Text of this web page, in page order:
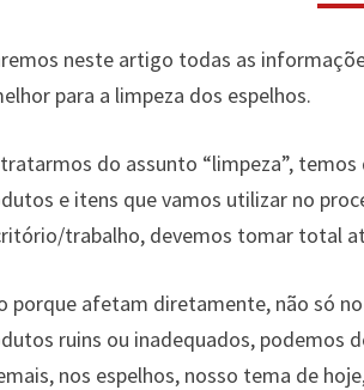
neste artigo todas as
para a limpeza dos espelhos.
do assunto “limpeza”,
e itens que vamos utilizar no
trabalho, devemos tomar total
porque afetam diretamente, não só
ruins ou inadequados, podemos
nos espelhos, nosso tema de